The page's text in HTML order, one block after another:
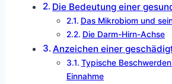
Die Bedeutung einer
Das Mikrobiom und
Die Darm-Hirn-Achse
Anzeichen einer
Typische
Einnahme